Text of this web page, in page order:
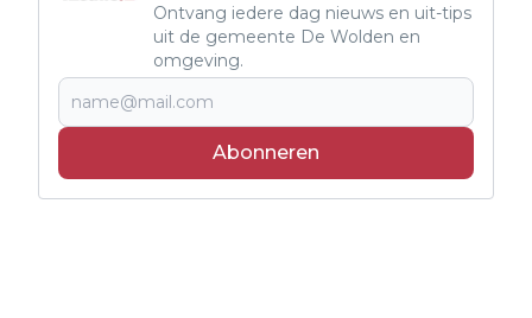
Ontvang iedere dag nieuws en uit-tips
uit de gemeente De Wolden en
omgeving.
Abonneren